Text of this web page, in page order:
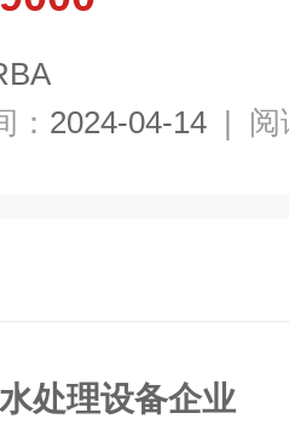
： 2024-04-14 | 阅
处理设备企业